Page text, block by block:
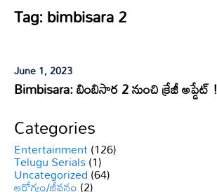
Tag:bimbisara 2
June 1, 2023
Bimbisara: బింబిసార 2 నుంచి క్రేజీ అప్డేట్ !
Categories
Entertainment(126)
Telugu Serials(1)
Uncategorized(64)
ఆరోగ్యం/జీవనం(2)